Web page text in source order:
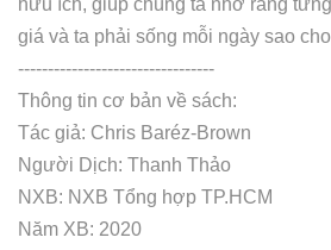
hữu ích, giúp chúng ta nhớ rằng
giá và ta phải sống mỗi ngày sao
---------------------------------
Thông tin cơ bản về sách:
Tác giả: Chris Baréz-Brown
Người Dịch: Thanh Thảo
NXB: NXB Tổng hợp TP.HCM
Năm XB: 2020